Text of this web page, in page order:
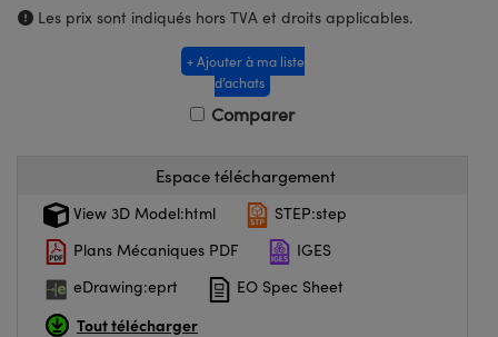
Les prix sont indiqués hors TVA et droits applicables.
+ Ajouter à ma liste
d’achats
Comparer
Espace téléchargement
View 3D Model:html
STEP:step
Plans Mécaniques PDF
IGES
eDrawing:eprt
EO Spec Sheet
Tout télécharger